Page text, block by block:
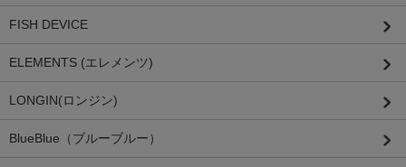
FISH DEVICE
ELEMENTS (エレメンツ)
LONGIN(ロンジン)
BlueBlue（ブルーブルー）